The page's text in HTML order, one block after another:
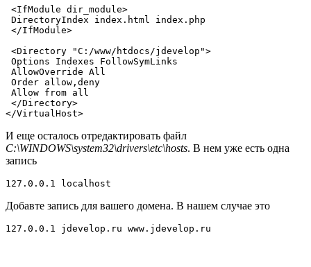
<IfModule dir_module>
DirectoryIndex index.html index.php
</IfModule>
<Directory "C:/www/htdocs/jdevelop">
Options Indexes FollowSymLinks
AllowOverride All
Order allow,deny
Allow from all
</Directory>
</VirtualHost>
И еще осталось отредактировать файл
C:\WINDOWS\system32\drivers\etc\hosts. В нем уже есть одна
запись
127.0.0.1 localhost
Добавте запись для вашего домена. В нашем случае это
127.0.0.1 jdevelop.ru www.jdevelop.ru